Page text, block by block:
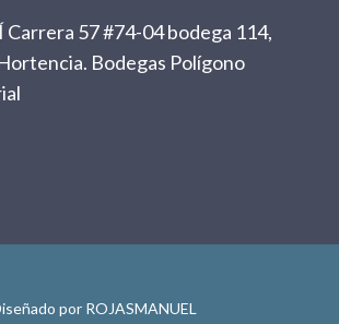
Carrera 57 #74-04 bodega 114,
Bodegas Polígono
por ROJASMANUEL